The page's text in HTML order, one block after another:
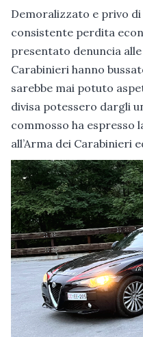
Demoralizzato e privo
consistente perdita
presentato denuncia
Carabinieri hanno
sarebbe mai potuto
divisa potessero dargli
commosso ha espresso
all’Arma dei Carabinieri